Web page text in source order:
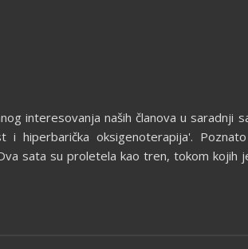
interesovanja naših članova u saradnji
hiperbarička oksigenoterapija'.
sata su proletela kao tren, tokom kojih